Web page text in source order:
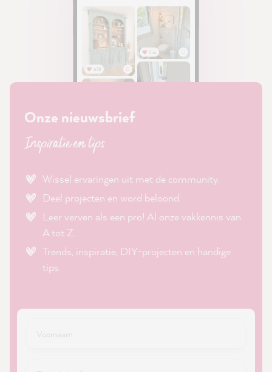
Onze nieuwsbrief
Inspiratie en tips
Wissel ervaringen uit met de community.
Deel projecten en word beloond.
Leer verven als een pro! Al onze vakkennis van
A tot Z.
Trends, inspiratie, DIY-projecten en handige
tips.